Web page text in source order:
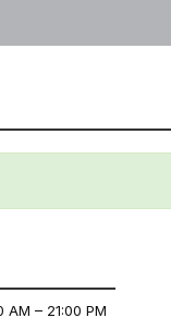
– 21:00 PM